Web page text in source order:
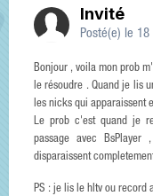
Invité
Posté(e) le 18
Bonjour , voila mon prob
le résoudre . Quand je lis
les nicks qui apparaissent
Le prob c'est quand je
passage avec
disparaissent
PS : je lis le hltv ou record